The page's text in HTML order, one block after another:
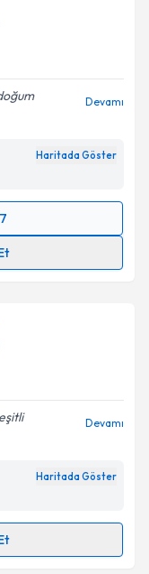
Devamı
Haritada Göster
Devamı
Haritada Göster